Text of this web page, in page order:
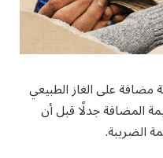
مضافة على الغاز الطبيعي
المضافة جدلًا قبل أن
الضريبة.